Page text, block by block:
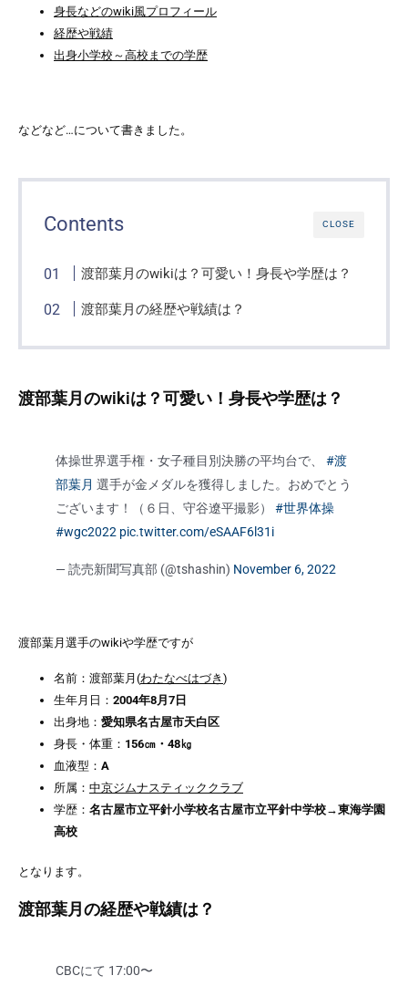
身長などのwiki風プロフィール
経歴や戦績
出身小学校～高校までの学歴
などなど…について書きました。
CLOSE
Contents
渡部葉月のwikiは？可愛い！身長や学歴は？
渡部葉月の経歴や戦績は？
渡部葉月のwikiは？可愛い！身長や学歴は？
体操世界選手権・女子種目別決勝の平均台で、#渡
部葉月 選手が金メダルを獲得しました。おめでとう
ございます！（６日、守谷遼平撮影）#世界体操
#wgc2022 pic.twitter.com/eSAAF6l31i
— 読売新聞写真部 (@tshashin) November 6, 2022
渡部葉月選手のwikiや学歴ですが
名前：渡部葉月(わたなべはづき )
生年月日： 2004年8月7日
出身地： 愛知県名古屋市天白区
身長・体重： 156㎝・48㎏
血液型： A
所属： 中京ジムナスティッククラブ
学歴： 名古屋市立平針小学校名古屋市立平針中学校→東海学園
高校
となります。
渡部葉月の経歴や戦績は？
CBCにて 17:00〜